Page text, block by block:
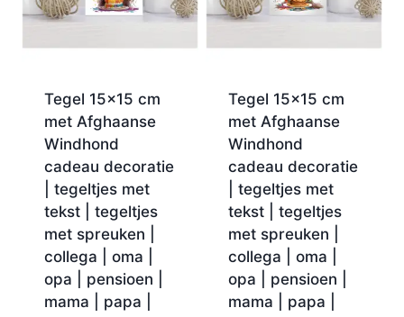
Tegel 15×15 cm
met Afghaanse
Windhond
cadeau decoratie
| tegeltjes met
tekst | tegeltjes
met spreuken |
collega | oma |
opa | pensioen |
mama | papa |
Tegel 15×15 cm
met Afghaanse
Windhond
cadeau decoratie
| tegeltjes met
tekst | tegeltjes
met spreuken |
collega | oma |
opa | pensioen |
mama | papa |